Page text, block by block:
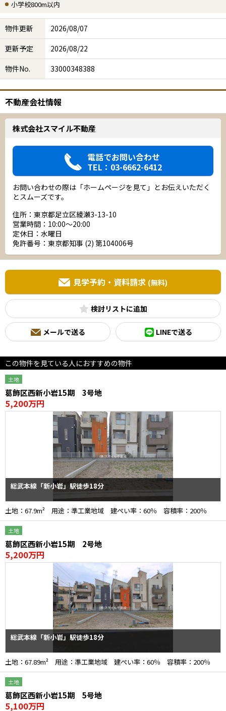
小学校800m以内
物件更新
2026/08/07
更新予定
2026/08/22
物件No.
33000348388
不動産会社情報
株式会社スマイル不動産
電話でお問い合わせ
TEL：03-6662-6412
お問い合わせの際は「ホームページを見て」とお伝えいただく
とスムーズです。
住所：東京都足立区綾瀬3-13-10
営業時間：10:00～20:00
定休日：水曜日
免許番号：東京都知事 (2) 第104006号
見学予約・資料請求 (無料)
検討リスト
メールで送る LINEで送る
この物件を見ている人におすすめの物件
土地
葛飾区西新小岩15期 3号地
5,200万円
総武本線「新小岩」駅徒歩18分
土地：67.9m² 用途：準工業地域 建ぺい率：60％ 容積率：200％
土地
葛飾区西新小岩15期 2号地
5,200万円
総武本線「新小岩」駅徒歩18分
土地：67.89m² 用途：準工業地域 建ぺい率：60％ 容積率：200％
土地
葛飾区西新小岩15期 5号地
5,100万円